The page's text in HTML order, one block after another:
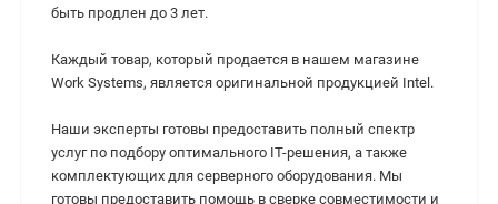
быть продлен до 3 лет.
Каждый товар, который продается в нашем магазине
Work Systems, является оригинальной продукцией Intel.
Наши эксперты готовы предоставить полный спектр
услуг по подбору оптимального IT-решения, а также
комплектующих для серверного оборудования. Мы
готовы предоставить помощь в сверке совместимости и